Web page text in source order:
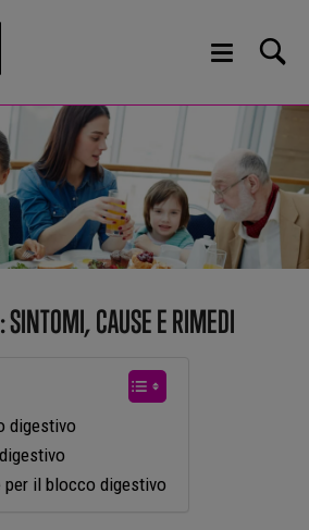
SINTOMI, CAUSE E RIMEDI
digestivo
per il blocco digestivo